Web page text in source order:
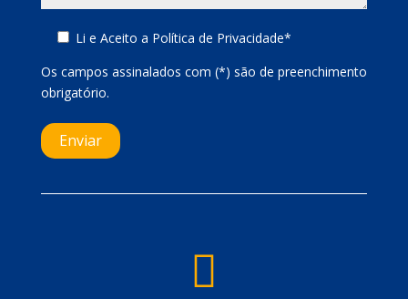
Li e Aceito a Política de Privacidade*
Os campos assinalados com (*) são de preenchimento
obrigatório.
